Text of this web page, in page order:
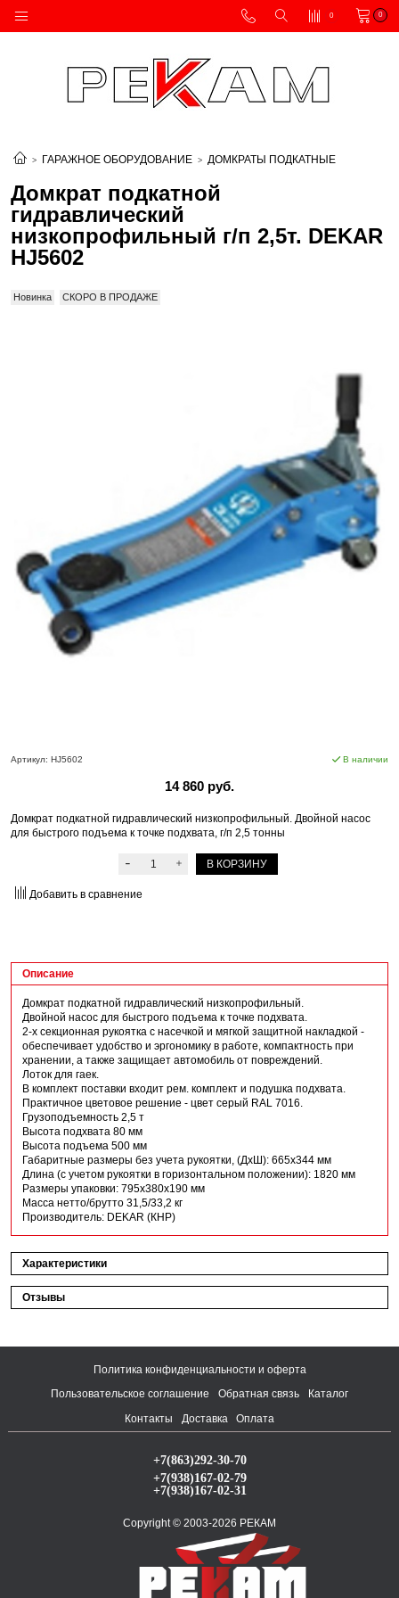
0 0
ГАРАЖНОЕ ОБОРУДОВАНИЕ ДОМКРАТЫ ПОДКАТНЫЕ
Домкрат подкатной
гидравлический
низкопрофильный г/п 2,5т. DEKAR
HJ5602
Новинка СКОРО В ПРОДАЖЕ
Артикул: HJ5602 В наличии
14 860 руб.
Домкрат подкатной гидравлический низкопрофильный. Двойной насос
для быстрого подъема к точке подхвата, г/п 2,5 тонны
В КОРЗИНУ
Добавить в сравнение
Описание
Домкрат подкатной гидравлический низкопрофильный.
Двойной насос для быстрого подъема к точке подхвата.
2-х секционная рукоятка с насечкой и мягкой защитной накладкой -
обеспечивает удобство и эргономику в работе, компактность при
хранении, а также защищает автомобиль от повреждений.
Лоток для гаек.
В комплект поставки входит рем. комплект и подушка подхвата.
Практичное цветовое решение - цвет серый RAL 7016.
Грузоподъемность 2,5 т
Высота подхвата 80 мм
Высота подъема 500 мм
Габаритные размеры без учета рукоятки, (ДхШ): 665х344 мм
Длина (с учетом рукоятки в горизонтальном положении): 1820 мм
Размеры упаковки: 795х380х190 мм
Масса нетто/брутто 31,5/33,2 кг
Производитель: DEKAR (КНР)
Характеристики
Отзывы
Политика конфиденциальности и оферта
Пользовательское соглашение
Обратная связь
Каталог
Контакты
Доставка Оплата
+7(863)292-30-70
+7(938)167-02-79
+7(938)167-02-31
Copyright © 2003-2026 РЕКАМ